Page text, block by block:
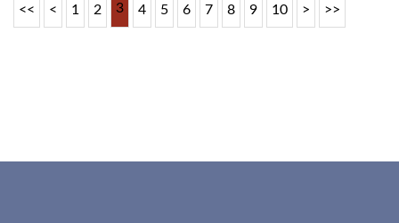
<< < 1 2 3 4 5 6 7 8 9 10 > >>